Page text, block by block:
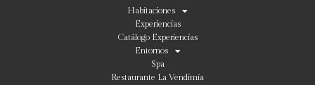
Habitaciones
Experiencias
Catálogo Experiencias
Entornos
Spa
Restaurante La Vendimia